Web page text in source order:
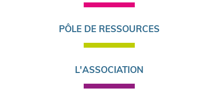
PÔLE DE RESSOURCES
L'ASSOCIATION